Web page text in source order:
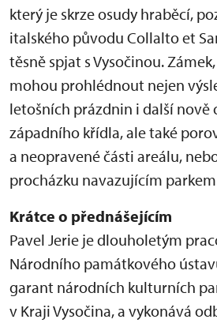
který je skrze osudy hraběcí,
italského původu Collalto et
těsně spjat s Vysočinou.
mohou prohlédnout nejen
letošních prázdnin i další nově
západního křídla, ale také
a neopravené části areálu,
procházku navazujícím
Krátce o přednášejícím
Pavel Jerie je dlouholetým
Národního památkového
garant národních kulturních
v Kraji Vysočina, a vykonává